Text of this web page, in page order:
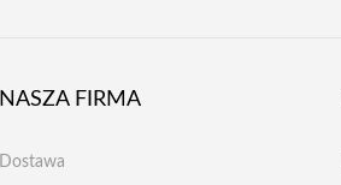
NASZA FIRMA
Dostawa